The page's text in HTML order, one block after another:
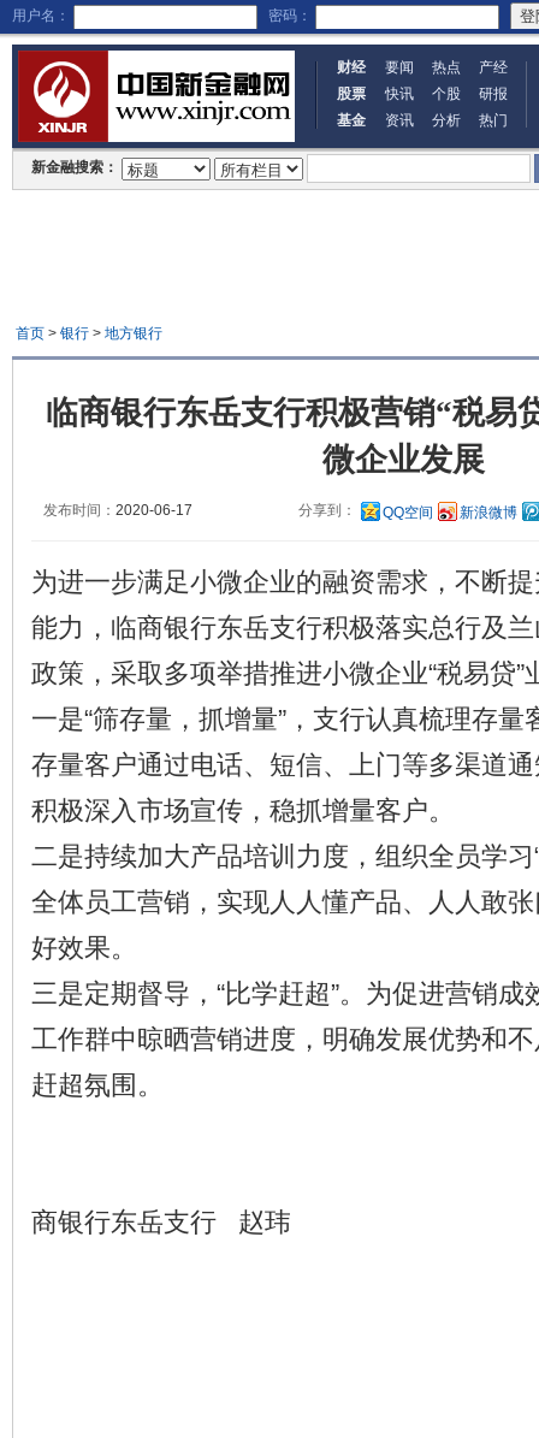
用户名： 密码：
财经 要闻 热点
产经
股票
快讯 个股
研报
基金
资讯 分析 热门
新金融搜索：
首页> 银行> 地方银行
临商银行东岳支行积极营销“税易
微企业发展
发布时间： 2020-06-17 分享到： QQ空间 新浪微博
为进一步满足小微企业的融资需求，不断
能力，临商银行东岳支行积极落实总行及
政策，采取多项举措推进小微企业“税易贷”
一是“筛存量，抓增量”，支行认真梳理存
存量客户通过电话、短信、上门等多渠道
积极深入市场宣传，稳抓增量客户。
二是持续加大产品培训力度，组织全员学习
全体员工营销，实现人人懂产品、人人敢
好效果。
三是定期督导，“比学赶超”。为促进营销
工作群中晾晒营销进度，明确发展优势和
赶超氛围。
商银行东岳支行 赵玮